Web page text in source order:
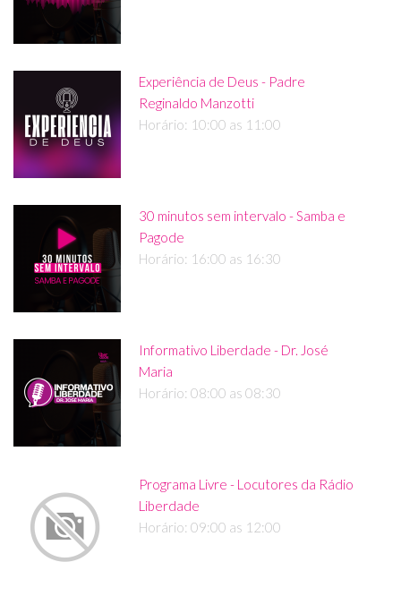
Experiência de Deus - Padre
Reginaldo Manzotti
Horário: 10:00 as 11:00
30 minutos sem intervalo - Samba e
Pagode
Horário: 16:00 as 16:30
Informativo Liberdade - Dr. José
Maria
Horário: 08:00 as 08:30
Programa Livre - Locutores da Rádio
Liberdade
Horário: 09:00 as 12:00